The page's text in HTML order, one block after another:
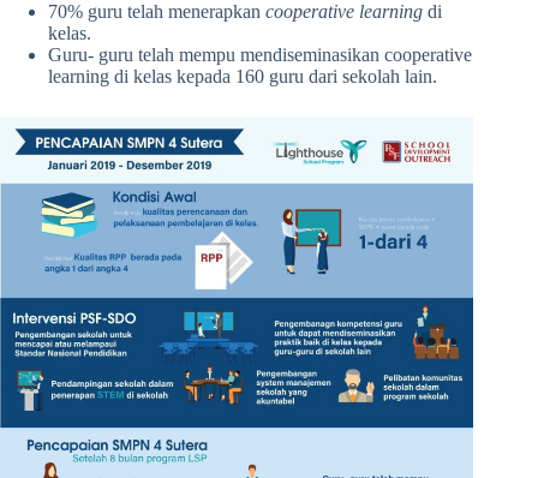
70% guru telah menerapkan cooperative learning di
kelas.
Guru- guru telah mempu mendiseminasikan cooperative
learning di kelas kepada 160 guru dari sekolah lain.